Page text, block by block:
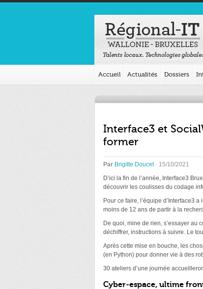
Accueil Actualités Dossiers
Interface3 et
former
Par Brigitte Doucet· 15/10/2021
D’ici la fin de l’année, Interface3
découvrir les coulisses du codage
Pour ce faire, l’équipe d’Interface3
moins de 12 ans de partir à la
De quoi, mine de rien, s’essayer au
déchiffrer, instructions à suivre. Le
Après cette mise en bouche, les
(en Python) pour donner vie à des
30 ateliers d’une journée
Cyber-espace, ultime